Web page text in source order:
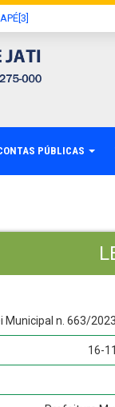
PÚBLICAS
Municipal n. 663/
16-